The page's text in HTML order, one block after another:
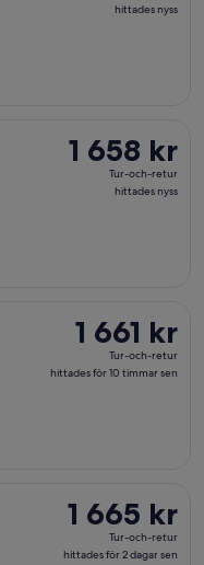
hittades nyss
1 658 kr
Tur-
1 658 kr
Tur-och-retur
hittades nyss
1 661 kr
Tur-
och-
sen
1 661 kr
Tur-och-retur
hittades för 10 timmar sen
1 665 kr
Tur-
och-
1 665 kr
Tur-och-retur
hittades för 2 dagar sen